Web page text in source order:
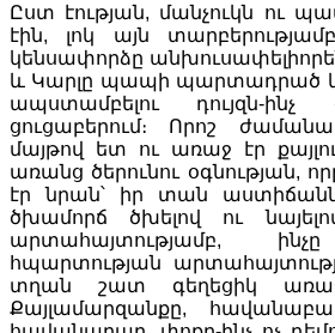
Ըստ էության, մանչուկն ու
էին, լոկ այն
կենսափորձը
և Կարլը պապի պարտադրած
ապստամբելու դույզն-ինչ
ցուցաբերում։ Որոշ
մայթով ետ ու առաջ էր
առանց ծերունու օգնության,
էր նրան՝ իր տան
ծխամորճ ծխելով ու
արտահայտությամբ,
հպարտության
տղան շատ գեղեցիկ
Քայլամարզանքը,